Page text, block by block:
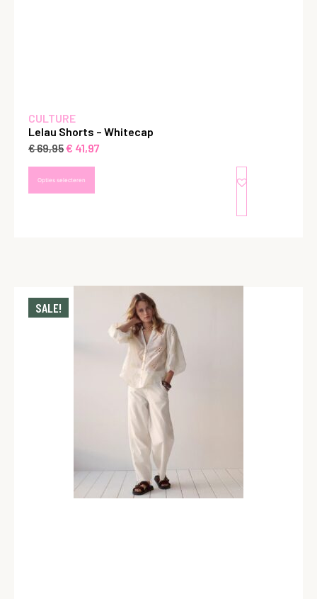
CULTURE
Lelau Shorts – Whitecap
€69,95€ 41,97
Opties selecteren
SALE!